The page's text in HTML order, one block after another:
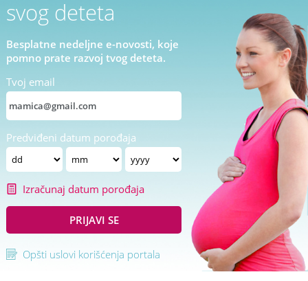
svog deteta
Besplatne nedeljne e-novosti, koje
pomno prate razvoj tvog deteta.
Tvoj email
Predviđeni datum porođaja
Izračunaj datum porođaja
PRIJAVI SE
Opšti uslovi korišćenja portala